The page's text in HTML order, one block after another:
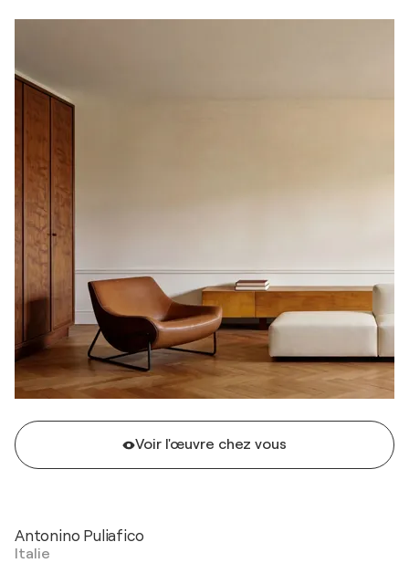
Voir l'œuvre chez vous
Antonino Puliafico
Italie